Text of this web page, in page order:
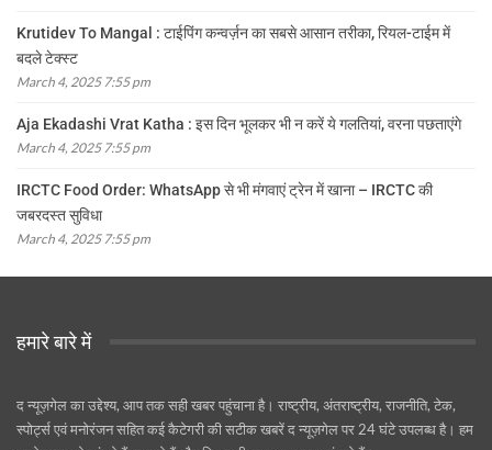
Krutidev To Mangal : टाईपिंग कन्वर्ज़न का सबसे आसान तरीका, रियल-टाईम में
बदले टेक्स्ट
March 4, 2025 7:55 pm
Aja Ekadashi Vrat Katha : इस दिन भूलकर भी न करें ये गलतियां, वरना पछताएंगे
March 4, 2025 7:55 pm
IRCTC Food Order: WhatsApp से भी मंगवाएं ट्रेन में खाना – IRCTC की
जबरदस्त सुविधा
March 4, 2025 7:55 pm
हमारे बारे में
द न्यूज़गेल का उद्देश्य, आप तक सही खबर पहुंचाना है। राष्ट्रीय, अंतराष्ट्रीय, राजनीति, टेक,
स्पोर्ट्स एवं मनोरंजन सहित कई कैटेगरी की सटीक खबरें द न्यूज़गेल पर 24 घंटे उपलब्ध है। हम